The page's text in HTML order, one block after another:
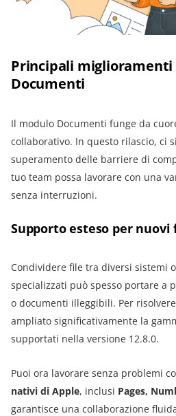
Principali miglioramenti
Documenti
Il modulo Documenti funge da
collaborativo. In questo rilascio, ci
superamento delle barriere di
tuo team possa lavorare con una
senza interruzioni.
Supporto esteso per
Condividere file tra diversi sistemi
specializzati può spesso portare a
o documenti illeggibili. Per
ampliato significativamente la
supportati nella versione 12.8.0.
Puoi ora lavorare senza problemi
nativi di Apple, inclusi Pages,
garantisce una collaborazione